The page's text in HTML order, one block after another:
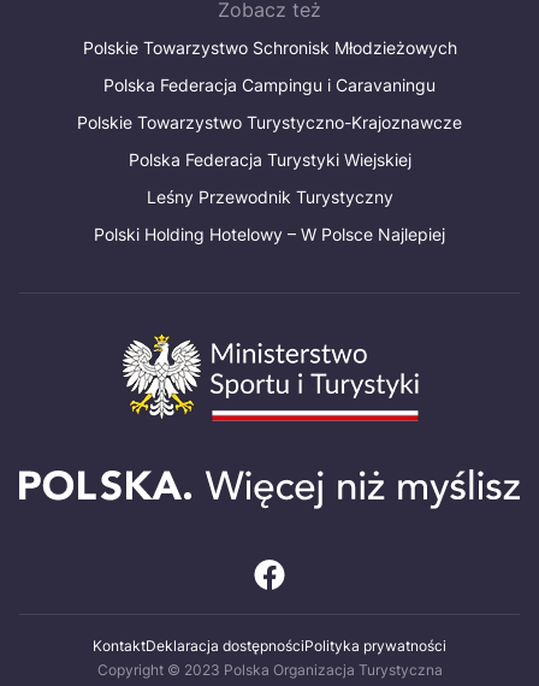
Zobacz też
Polskie Towarzystwo Schronisk Młodzieżowych
Polska Federacja Campingu i Caravaningu
Polskie Towarzystwo Turystyczno-Krajoznawcze
Polska Federacja Turystyki Wiejskiej
Leśny Przewodnik Turystyczny
Polski Holding Hotelowy – W Polsce Najlepiej
KontaktDeklaracja dostępnościPolityka prywatności
Copyright © 2023 Polska Organizacja Turystyczna